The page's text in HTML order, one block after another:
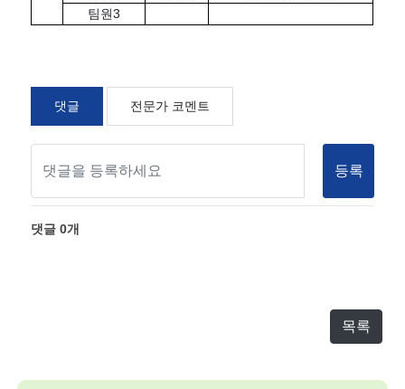
팀원3
댓글 전문가 코멘트
등록
댓글0개
목록